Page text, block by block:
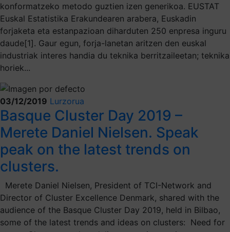
konformatzeko metodo guztien izen generikoa. EUSTAT
Euskal Estatistika Erakundearen arabera, Euskadin
forjaketa eta estanpazioan diharduten 250 enpresa inguru
daude[1]. Gaur egun, forja-lanetan aritzen den euskal
industriak interes handia du teknika berritzaileetan; teknika
horiek...
03/12/2019 Lurzorua
Basque Cluster Day 2019 –
Merete Daniel Nielsen. Speak
peak on the latest trends on
clusters.
Merete Daniel Nielsen, President of TCI-Network and
Director of Cluster Excellence Denmark, shared with the
audience of the Basque Cluster Day 2019, held in Bilbao,
some of the latest trends and ideas on clusters: Need for